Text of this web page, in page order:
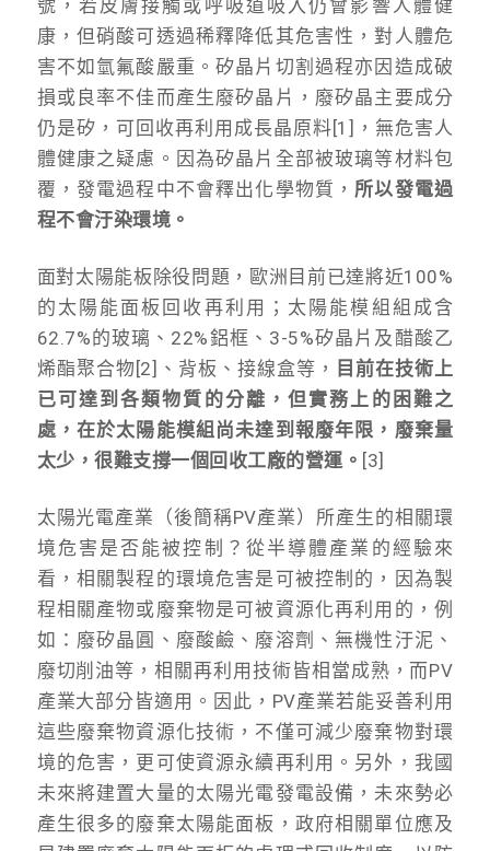
號，若皮膚接觸或呼吸道吸入仍會影響人體健
康，但硝酸可透過稀釋降低其危害性，對人體危
害不如氫氟酸嚴重。矽晶片切割過程亦因造成破
損或良率不佳而產生廢矽晶片，廢矽晶主要成分
仍是矽，可回收再利用成長晶原料[1]，無危害人
體健康之疑慮。因為矽晶片全部被玻璃等材料包
覆，發電過程中不會釋出化學物質， 所以發電過
程不會汙染環境。
面對太陽能板除役問題，歐洲目前已達將近100%
的太陽能面板回收再利用；太陽能模組組成含
62.7%的玻璃、22%鋁框、3-5%矽晶片及醋酸乙
烯酯聚合物[2]、背板、接線盒等， 目前在技術上
已可達到各類物質的分離，但實務上的困難之
處，在於太陽能模組尚未達到報廢年限，廢棄量
太少，很難支撐一個回收工廠的營運。 [3]
太陽光電產業（後簡稱PV產業）所產生的相關環
境危害是否能被控制？從半導體產業的經驗來
看，相關製程的環境危害是可被控制的，因為製
程相關產物或廢棄物是可被資源化再利用的，例
如：廢矽晶圓、廢酸鹼、廢溶劑、無機性汙泥、
廢切削油等，相關再利用技術皆相當成熟，而PV
產業大部分皆適用。因此，PV產業若能妥善利用
這些廢棄物資源化技術，不僅可減少廢棄物對環
境的危害，更可使資源永續再利用。另外，我國
未來將建置大量的太陽光電發電設備，未來勢必
產生很多的廢棄太陽能面板，政府相關單位應及